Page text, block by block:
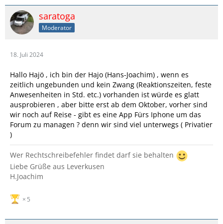
saratoga
Moderator
18. Juli 2024
Hallo Hajö , ich bin der Hajo (Hans-Joachim) , wenn es
zeitlich ungebunden und kein Zwang (Reaktionszeiten, feste
Anwesenheiten in Std. etc.) vorhanden ist würde es glatt
ausprobieren , aber bitte erst ab dem Oktober, vorher sind
wir noch auf Reise - gibt es eine App Fürs Iphone um das
Forum zu managen ? denn wir sind viel unterwegs ( Privatier
)
Wer Rechtschreibefehler findet darf sie behalten
Liebe Grüße aus Leverkusen
H.Joachim
5